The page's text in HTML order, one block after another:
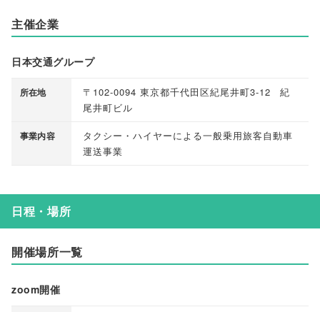
主催企業
日本交通グループ
所在地
〒102-0094 東京都千代田区紀尾井町3-12 紀
尾井町ビル
事業内容
タクシー・ハイヤーによる一般乗用旅客自動車
運送事業
日程・場所
開催場所一覧
zoom開催